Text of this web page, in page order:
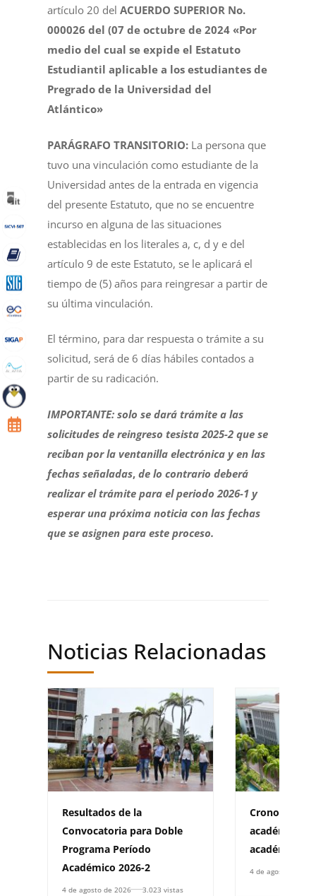
artículo 20 delACUERDO SUPERIOR No.
000026 del (07 de octubre de 2024 «Por
medio del cual se expide el Estatuto
Estudiantil aplicable a los estudiantes de
Pregrado de la Universidad del
Atlántico»
PARÁGRAFO TRANSITORIO: La persona que
tuvo una vinculación como estudiante de la
Universidad antes de la entrada en vigencia
del presente Estatuto, que no se encuentre
incurso en alguna de las situaciones
establecidas en los literales a, c, d y e del
artículo 9 de este Estatuto, se le aplicará el
tiempo de (5) años para reingresar a partir de
su última vinculación.
El término, para dar respuesta o trámite a su
solicitud, será de 6 días hábiles contados a
partir de su radicación.
IMPORTANTE: solo se dará trámite a las
solicitudes de reingreso tesista 2025-2 que se
reciban por la ventanilla electrónica y en las
fechas señaladas,de lo contrario deberá
realizar el trámite para el periodo 2026-1 y
esperar una próxima noticia con las fechas
que se asignen para este proceso.
Noticias Relacionadas
Resultados de la
Convocatoria para Doble
Programa Período
Académico 2026-2
4 de agosto de 2026 3.023 vistas
Cronograma
académica
académico
4 de agosto de